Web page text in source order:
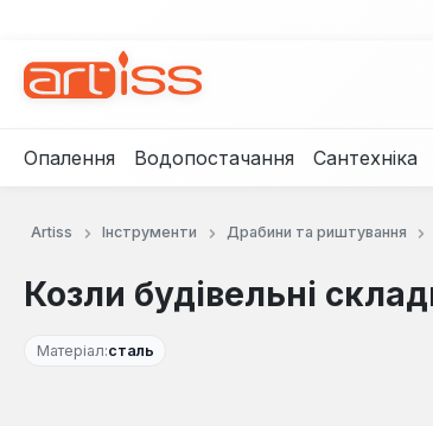
Опалення Водопостачання Сантехніка
Artiss Інструменти Драбини та риштування
Козли будівельні
Матеріал:сталь